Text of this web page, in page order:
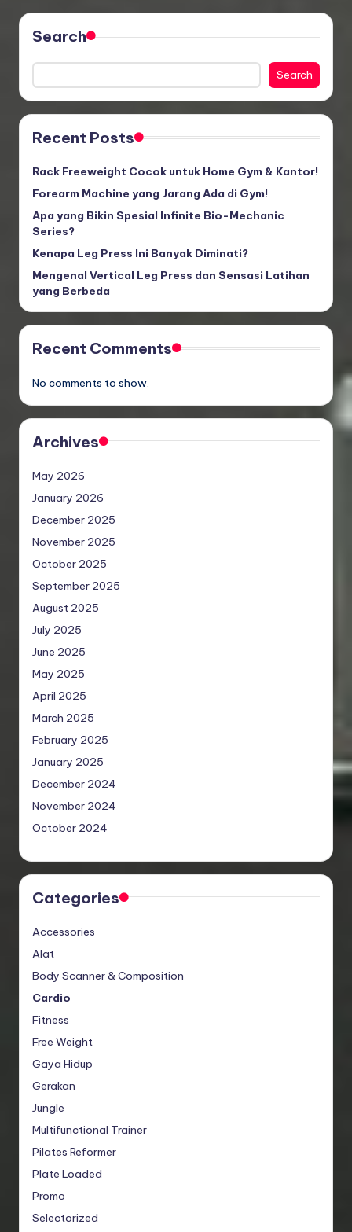
pagination
Search
Search
Recent Posts
Rack Freeweight Cocok untuk Home Gym & Kantor!
Forearm Machine yang Jarang Ada di Gym!
Apa yang Bikin Spesial Infinite Bio-Mechanic
Series?
Kenapa Leg Press Ini Banyak Diminati?
Mengenal Vertical Leg Press dan Sensasi Latihan
yang Berbeda
Recent Comments
No comments to show.
Archives
May 2026
January 2026
December 2025
November 2025
October 2025
September 2025
August 2025
July 2025
June 2025
May 2025
April 2025
March 2025
February 2025
January 2025
December 2024
November 2024
October 2024
Categories
Accessories
Alat
Body Scanner & Composition
Cardio
Fitness
Free Weight
Gaya Hidup
Gerakan
Jungle
Multifunctional Trainer
Pilates Reformer
Plate Loaded
Promo
Selectorized